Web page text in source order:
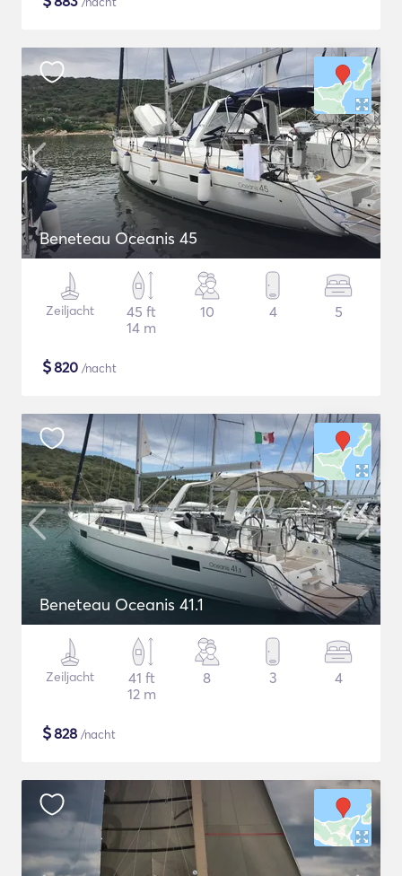
Beneteau Oceanis 45
Zeiljacht
45 ft
14 m
10 4 5
$820 /nacht
Beneteau Oceanis 41.1
Zeiljacht
41 ft
12 m
8 3 4
$828 /nacht